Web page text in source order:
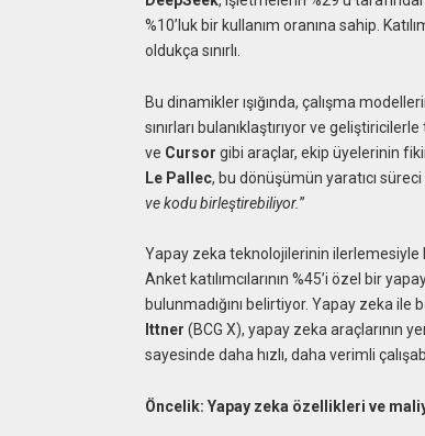
%10’luk bir kullanım oranına sahip.
oldukça sınırlı.
Bu dinamikler ışığında, çalışma
sınırları bulanıklaştırıyor ve
ve Cursor gibi araçlar, ekip üyelerinin
Le Pallec, bu dönüşümün yaratıcı
ve kodu birleştirebiliyor.”
Yapay zeka teknolojilerinin ilerlemesiyle
Anket katılımcılarının %45’i özel bir
bulunmadığını belirtiyor. Yapay zeka ile
Ittner (BCG X), yapay zeka araçlarının
sayesinde daha hızlı, daha verimli
Öncelik: Yapay zeka özellikleri ve